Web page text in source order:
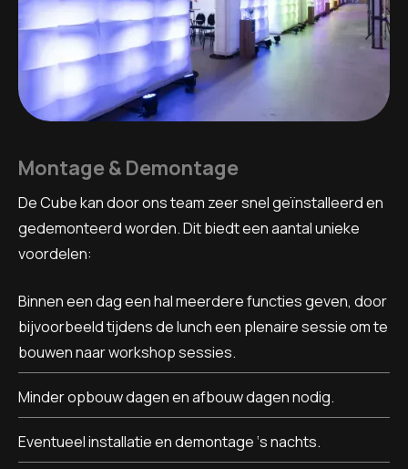
Montage & Demontage
De Cube kan door ons team zeer snel geïnstalleerd en
gedemonteerd worden. Dit biedt een aantal unieke
voordelen:
Binnen een dag een hal meerdere functies geven, door
bijvoorbeeld tijdens de lunch een plenaire sessie om te
bouwen naar workshop sessies.
Minder opbouw dagen en afbouw dagen nodig.
Eventueel installatie en demontage ‘s nachts.